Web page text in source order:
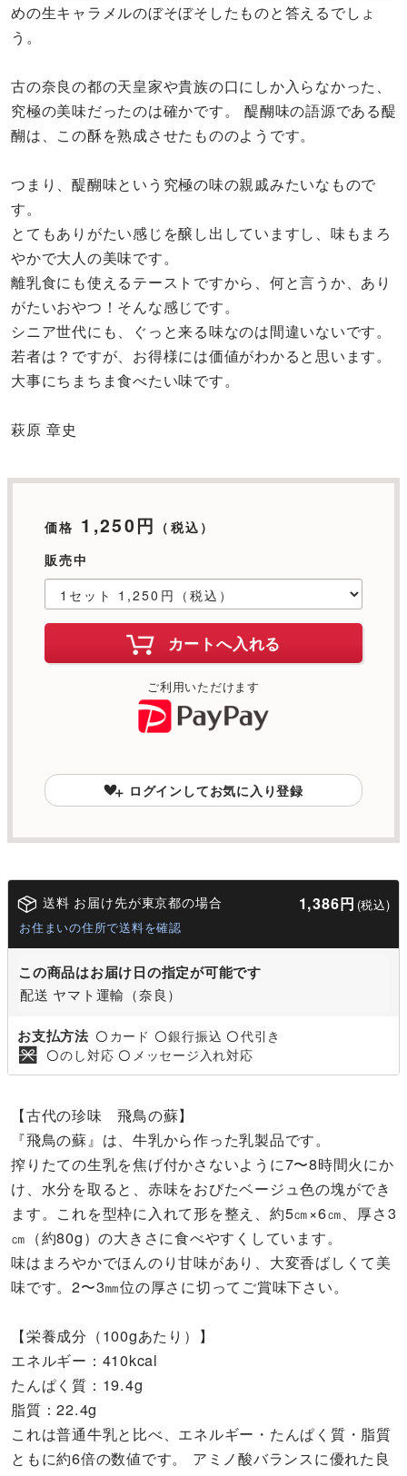
めの生キャラメルのぼそぼそしたものと答えるでしょ
う。
古の奈良の都の天皇家や貴族の口にしか入らなかった、
究極の美味だったのは確かです。 醍醐味の語源である醍
醐は、この酥を熟成させたもののようです。
つまり、醍醐味という究極の味の親戚みたいなもので
す。
とてもありがたい感じを醸し出していますし、味もまろ
やかで大人の美味です。
離乳食にも使えるテーストですから、何と言うか、あり
がたいおやつ！そんな感じです。
シニア世代にも、ぐっと来る味なのは間違いないです。
若者は？ですが、お得様には価値がわかると思います。
大事にちまちま食べたい味です。
萩原 章史
価格 1,250円 （税込）
販売中
カートへ入れる
ご利用いただけます
ログインしてお気に入り登録
送料 お届け先が東京都の場合 1,386円 (税込)
お住まいの住所で送料を確認
この商品はお届け日の指定が可能です
配送 ヤマト運輸（奈良）
お支払方法 〇 カード 〇銀行振込 〇代引き
〇のし対応 〇 メッセージ入れ対応
【古代の珍味 飛鳥の蘇】
『飛鳥の蘇』は、牛乳から作った乳製品です。
搾りたての生乳を焦げ付かさないように7〜8時間火にか
け、水分を取ると、赤味をおびたベージュ色の塊ができ
ます。これを型枠に入れて形を整え、約5㎝×6㎝、厚さ3
㎝（約80g）の大きさに食べやすくしています。
味はまろやかでほんのり甘味があり、大変香ばしくて美
味です。2〜3㎜位の厚さに切ってご賞味下さい。
【栄養成分（100gあたり）】
エネルギー：410kcal
たんぱく質：19.4g
脂質：22.4g
これは普通牛乳と比べ、エネルギー・たんぱく質・脂質
ともに約6倍の数値です。 アミノ酸バランスに優れた良